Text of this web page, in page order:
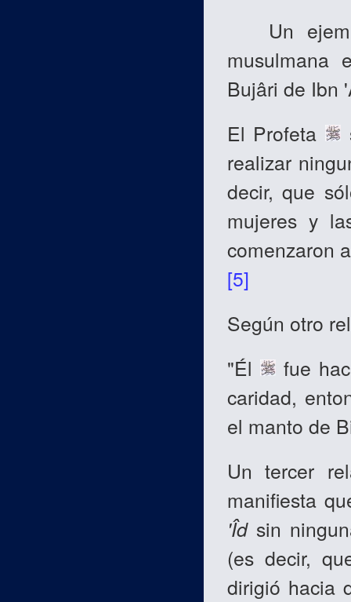
Un
musulmana
Bujâri de Ibn
El Profeta
realizar
decir, que
mujeres y
comenzaron
[5]
Según otro
"Él
fue
caridad,
el manto de
Un tercer
manifiesta
'Îdsin
(es decir,
dirigió hacia